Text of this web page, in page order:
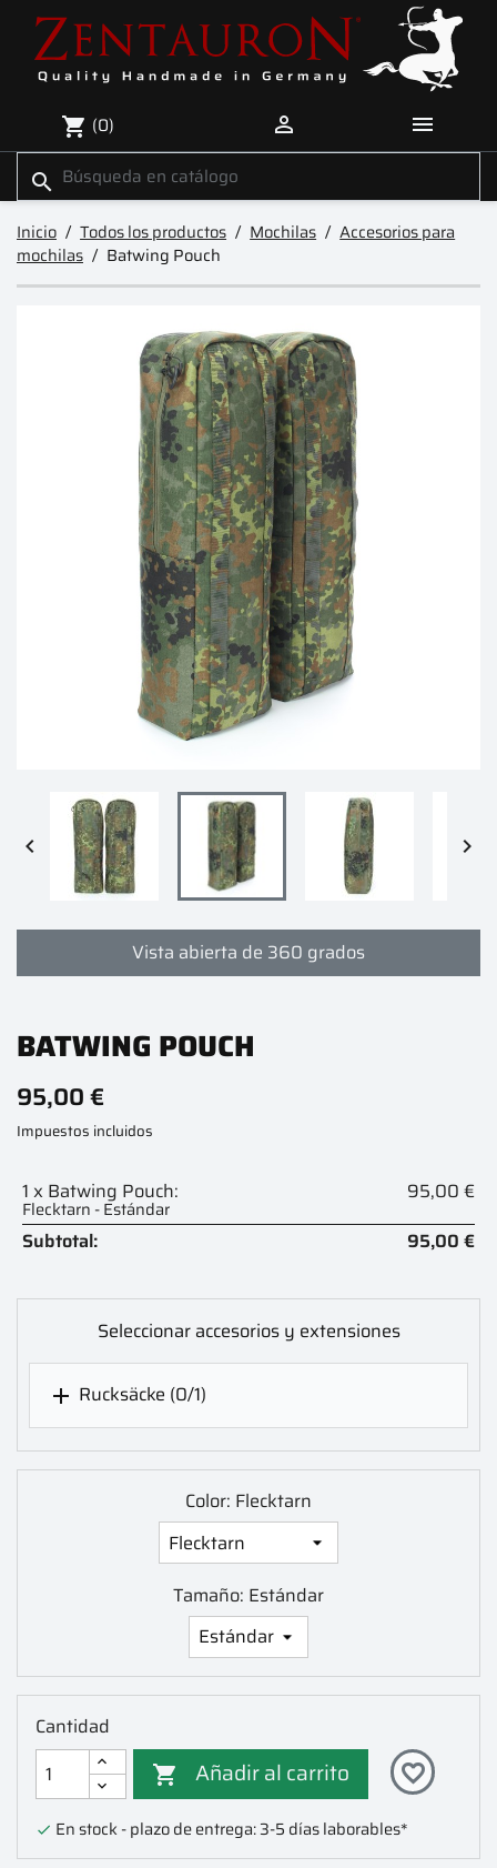
shopping_cart (0)  
search
Inicio Todos los productos Mochilas
Accesorios para
mochilas
Batwing Pouch
 
Vista abierta de 360 grados
BATWING POUCH
95,00 €
Impuestos incluidos
1 x Batwing Pouch:
Flecktarn - Estándar
95,00 €
Subtotal:
95,00 €
Seleccionar accesorios y extensiones
 Rucksäcke (0/1)
Color: Flecktarn
Tamaño: Estándar
Cantidad
 Añadir al carrito favorite_border
 En stock - plazo de entrega: 3-5 días laborables*